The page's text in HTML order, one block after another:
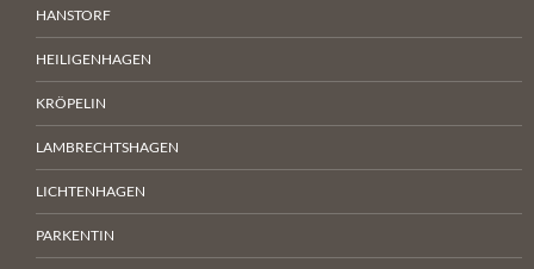
HANSTORF
HEILIGENHAGEN
KRÖPELIN
LAMBRECHTSHAGEN
LICHTENHAGEN
PARKENTIN